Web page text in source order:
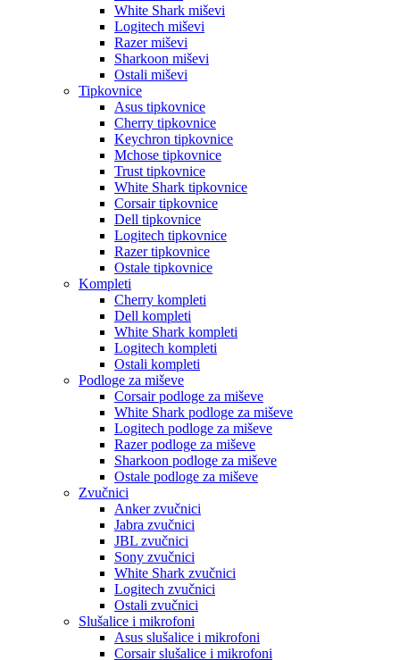
White Shark miševi
Logitech miševi
Razer miševi
Sharkoon miševi
Ostali miševi
Tipkovnice
Asus tipkovnice
Cherry tipkovnice
Keychron tipkovnice
Mchose tipkovnice
Trust tipkovnice
White Shark tipkovnice
Corsair tipkovnice
Dell tipkovnice
Logitech tipkovnice
Razer tipkovnice
Ostale tipkovnice
Kompleti
Cherry kompleti
Dell kompleti
White Shark kompleti
Logitech kompleti
Ostali kompleti
Podloge za miševe
Corsair podloge za miševe
White Shark podloge za miševe
Logitech podloge za miševe
Razer podloge za miševe
Sharkoon podloge za miševe
Ostale podloge za miševe
Zvučnici
Anker zvučnici
Jabra zvučnici
JBL zvučnici
Sony zvučnici
White Shark zvučnici
Logitech zvučnici
Ostali zvučnici
Slušalice i mikrofoni
Asus slušalice i mikrofoni
Corsair slušalice i mikrofoni